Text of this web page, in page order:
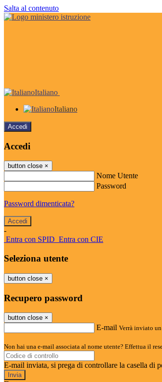
Salta al contenuto
Italiano
Italiano
Accedi
Accedi
button close ×
Nome Utente
Password
Password dimenticata?
-
Entra con SPID Entra con CIE
Seleziona utente
button close ×
Recupero password
button close ×
E-mail Verrà inviato
Non hai una e-mail associata al nome utente? Effettua il
E-mail inviata, si prega di controllare la casella di